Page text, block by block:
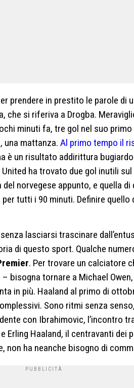
prendere in prestito le parole di
che si riferiva a Drogba.
minuti fa, tre gol nel suo
una mattanza. Al primo tempo il
è un risultato addirittura
ha trovato due gol inutili
norvegese appunto, e quella di
tutti i 90 minuti. Definire
lasciarsi trascinare
di questo sport. Qualche
. Per trovare un calciatore
– bisogna tornare a Michael
in più. Haaland al primo di
Sono ritmi senza
con Ibrahimovic, l’incontro
Erling Haaland, il centravanti dei
non ha neanche bisogno di